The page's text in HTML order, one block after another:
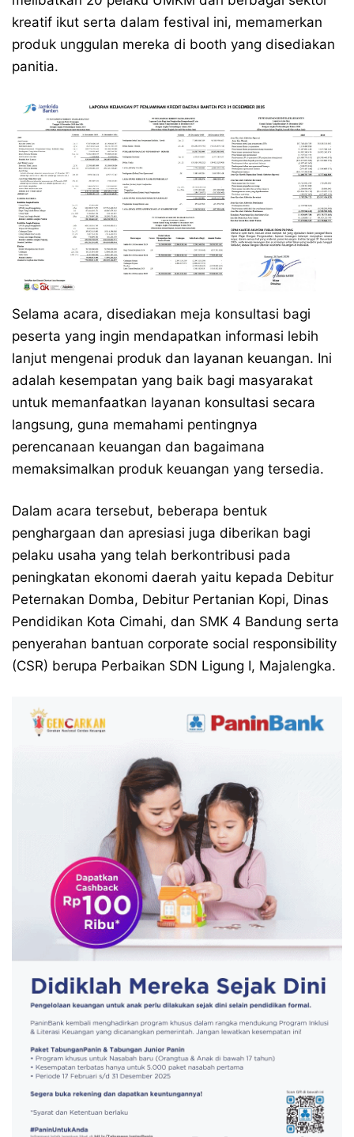
kreatif ikut serta dalam festival ini, memamerkan
produk unggulan mereka di booth yang disediakan
panitia.
Selama acara, disediakan meja konsultasi bagi
peserta yang ingin mendapatkan informasi lebih
lanjut mengenai produk dan layanan keuangan. Ini
adalah kesempatan yang baik bagi masyarakat
untuk memanfaatkan layanan konsultasi secara
langsung, guna memahami pentingnya
perencanaan keuangan dan bagaimana
memaksimalkan produk keuangan yang tersedia.
Dalam acara tersebut, beberapa bentuk
penghargaan dan apresiasi juga diberikan bagi
pelaku usaha yang telah berkontribusi pada
peningkatan ekonomi daerah yaitu kepada Debitur
Peternakan Domba, Debitur Pertanian Kopi, Dinas
Pendidikan Kota Cimahi, dan SMK 4 Bandung serta
penyerahan bantuan corporate social responsibility
(CSR) berupa Perbaikan SDN Ligung I, Majalengka.